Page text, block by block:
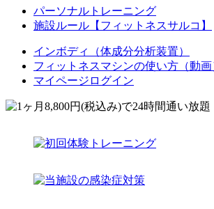
パーソナルトレーニング
施設ルール【フィットネスサルコ】
インボディ（体成分分析装置）
フィットネスマシンの使い方（動画
マイページログイン